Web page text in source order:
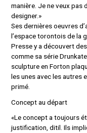
manière. Je ne veux pas
designer.»
Ses dernières oeuvres
l’espace torontois de la
Presse y a découvert
comme sa série
sculpture en Forton
les unes avec les autres
primé.
Concept au départ
«Le concept a toujours
justification, dit­il. Ils